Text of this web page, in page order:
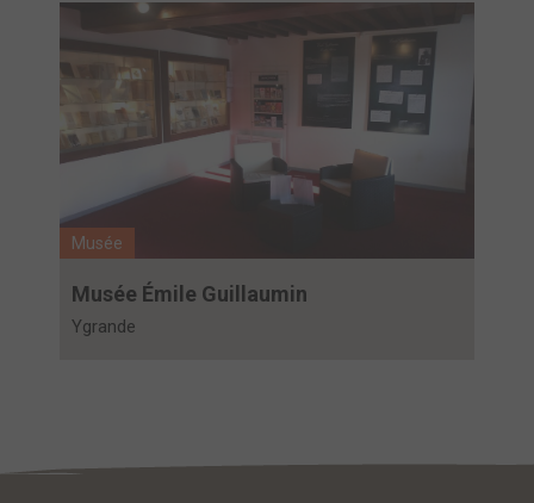
Musée
Musée Émile Guillaumin
Ygrande